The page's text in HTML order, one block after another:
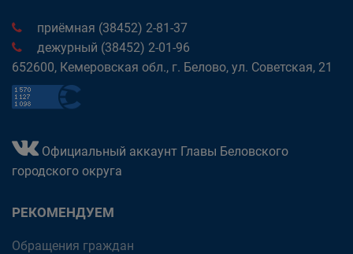
приёмная (38452) 2-81-37
дежурный (38452) 2-01-96
652600, Кемеровская обл., г. Белово, ул. Советская, 21
Официальный аккаунт Главы Беловского
городского округа
РЕКОМЕНДУЕМ
Обращения граждан